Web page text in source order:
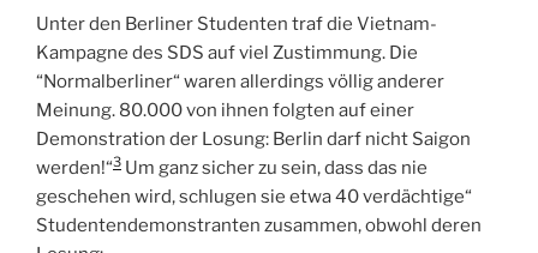
Unter den Berliner Studenten traf die Vietnam-
Kampagne des SDS auf viel Zustimmung. Die
“Normalberliner“ waren allerdings völlig anderer
Meinung. 80.000 von ihnen folgten auf einer
Demonstration der Losung: Berlin darf nicht Saigon
werden!“3 Um ganz sicher zu sein, dass das nie
geschehen wird, schlugen sie etwa 40 verdächtige“
Studentendemonstranten zusammen, obwohl deren